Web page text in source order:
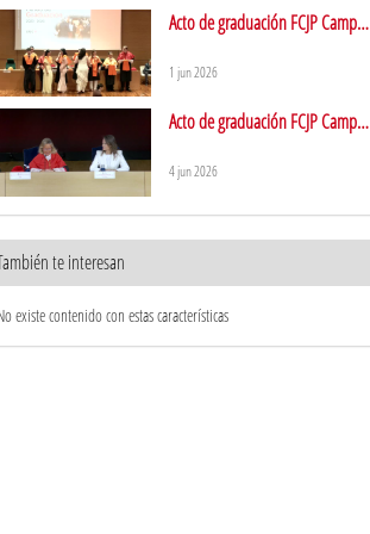
Acto de graduación FCJP Campus
1 jun 2026
Acto de graduación FCJP Campus
4 jun 2026
te interesan
existe contenido con estas características